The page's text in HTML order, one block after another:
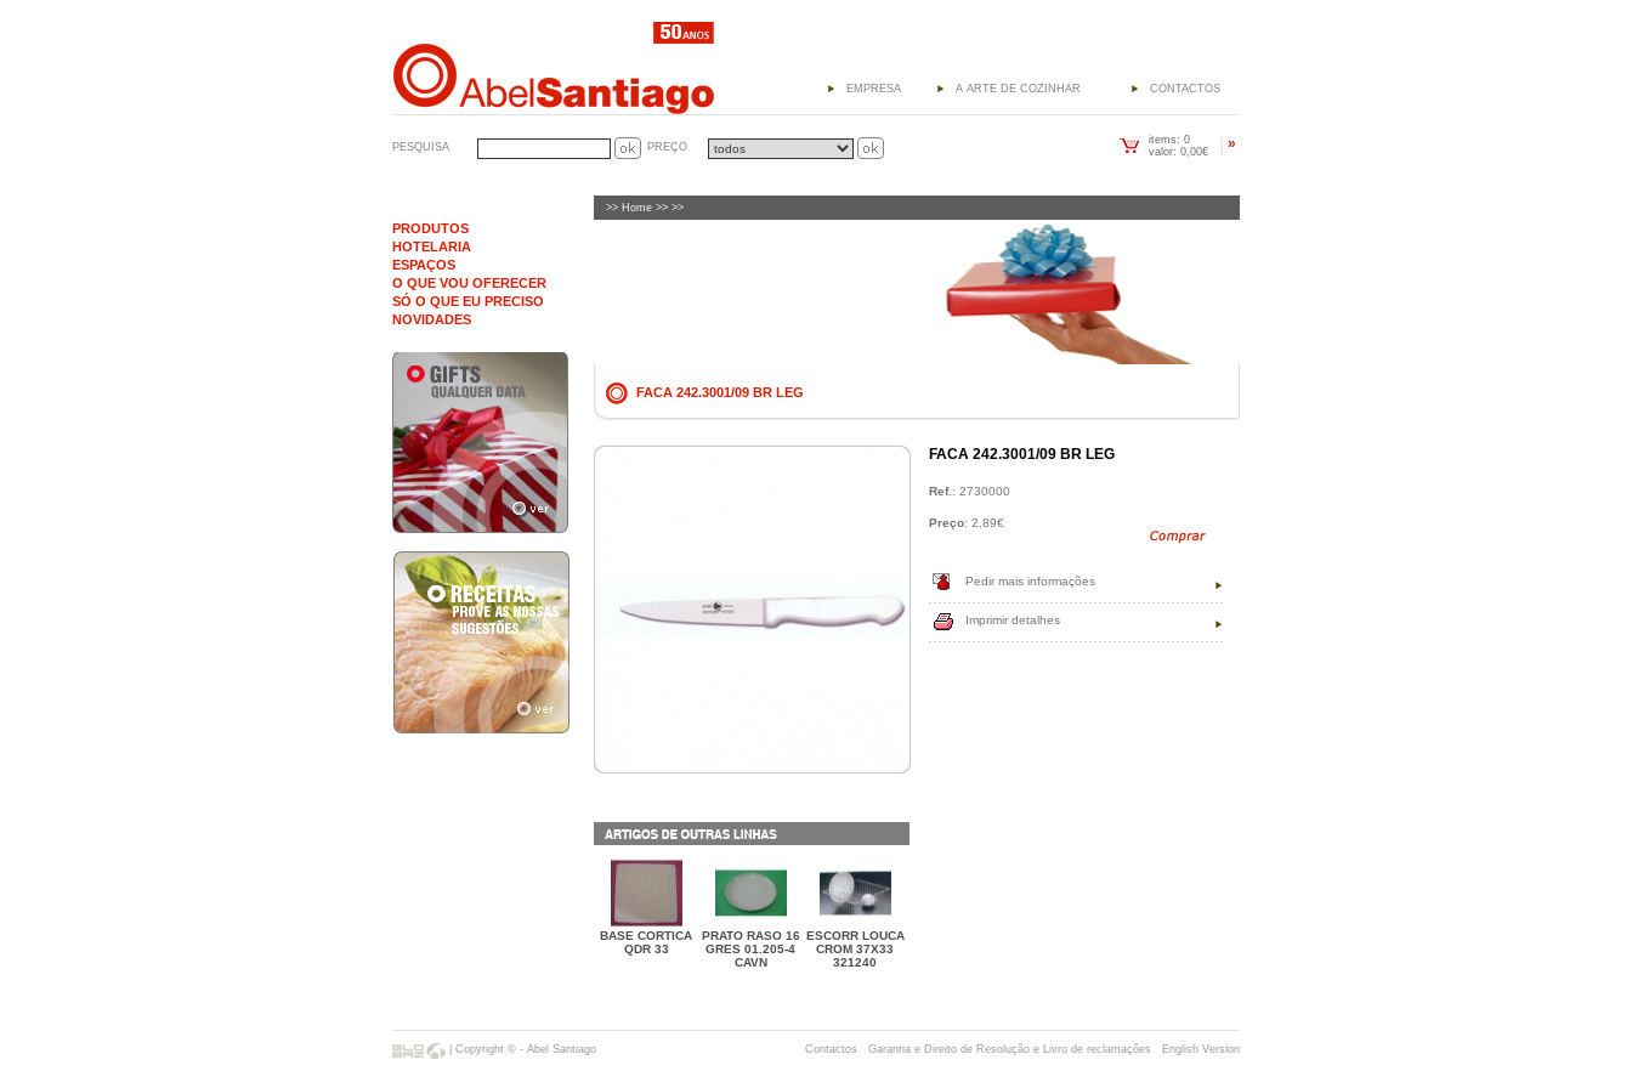
EMPRESA A ARTE DE COZINHAR CONTACTOS
PESQUISA PREÇO
items: 0
valor: 0,00€
»
PRODUTOS
HOTELARIA
ESPAÇOS
O QUE VOU OFERECER
SÓ O QUE EU PRECISO
NOVIDADES
>> Home >> >>
FACA 242.3001/09 BR LEG
BASE CORTICA
QDR 33
PRATO RASO 16
GRES 01.205-4
CAVN
ESCORR LOUCA
CROM 37X33
321240
FACA 242.3001/09 BR LEG
Ref.: 2730000
Preço: 2,89€
Pedir mais informações
Imprimir detalhes
| Copyright © - Abel Santiago Contactos Garantia e Direito de Resolução e Livro de reclamações English Version